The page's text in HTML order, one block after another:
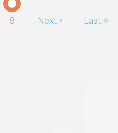
Page
8
Pagina
Next ›
Ultima
Last »